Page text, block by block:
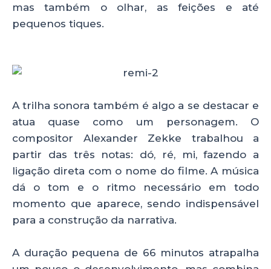
mas também o olhar, as feições e até
pequenos tiques.
A trilha sonora também é algo a se destacar e
atua quase como um personagem. O
compositor Alexander Zekke trabalhou a
partir das três notas: dó, ré, mi, fazendo a
ligação direta com o nome do filme. A música
dá o tom e o ritmo necessário em todo
momento que aparece, sendo indispensável
para a construção da narrativa.
A duração pequena de 66 minutos atrapalha